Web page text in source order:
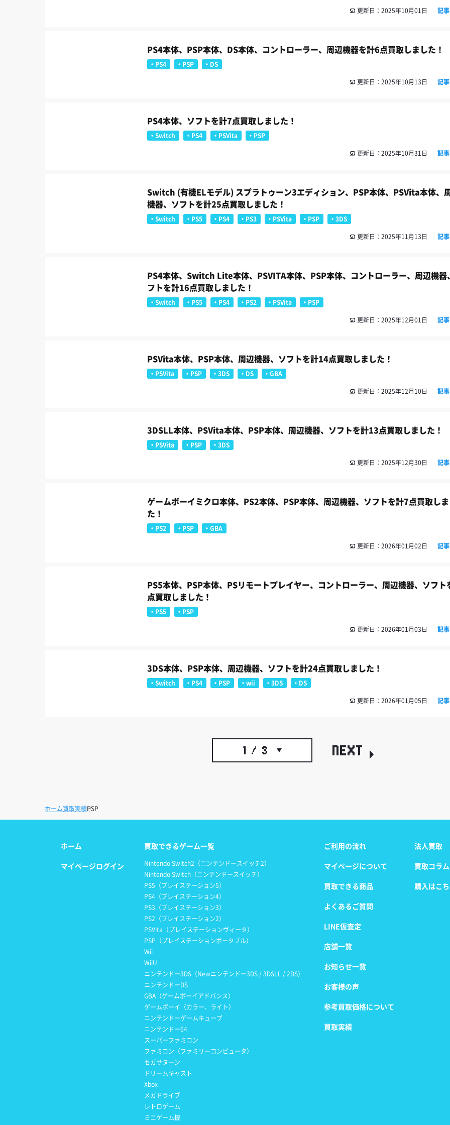
更新日：2025年10月01日 記
PS4本体、PSP本体、DS本体、コントローラー、周辺機器を計6点買取しました！
PS4 PSP DS
更新日：2025年10月13日 記
PS4本体、ソフトを計7点買取しました！
Switch PS4 PSVita PSP
更新日：2025年10月31日 記
Switch (有機ELモデル) スプラトゥーン3エディション、PSP本体、PSVita本体、
機器、ソフトを計25点買取しました！
Switch PS5 PS4 PS3 PSVita PSP 3DS
更新日：2025年11月13日 記
PS4本体、Switch Lite本体、PSVITA本体、PSP本体、コントローラー、周辺機器
フトを計16点買取しました！
Switch PS5 PS4 PS2 PSVita PSP
更新日：2025年12月01日 記
PSVita本体、PSP本体、周辺機器、ソフトを計14点買取しました！
PSVita PSP 3DS DS GBA
更新日：2025年12月10日 記
3DSLL本体、PSVita本体、PSP本体、周辺機器、ソフトを計13点買取しました！
PSVita PSP 3DS
更新日：2025年12月30日 記
ゲームボーイミクロ本体、PS2本体、PSP本体、周辺機器、ソフトを計7点買取し
た！
PS2 PSP GBA
更新日：2026年01月02日 記
PS5本体、PSP本体、PSリモートプレイヤー、コントローラー、周辺機器、ソフト
点買取しました！
PS5 PSP
更新日：2026年01月03日 記
3DS本体、PSP本体、周辺機器、ソフトを計24点買取しました！
Switch PS4 PSP wii 3DS DS
更新日：2026年01月05日 記
1 / 3 NEXT
ホーム買取実績PSP
ホーム
マイページログイン
買取できるゲーム一覧
Nintendo Switch2（ニンテンドースイッチ2）
Nintendo Switch（ニンテンドースイッチ）
PS5（プレイステーション5）
PS4（プレイステーション4）
PS3（プレイステーション3）
PS2（プレイステーション2）
PSVita（プレイステーションヴィータ）
PSP（プレイステーションポータブル）
Wii
WiiU
ニンテンドー3DS（Newニンテンドー3DS / 3DSLL / 2DS）
ニンテンドーDS
GBA（ゲームボーイアドバンス）
ゲームボーイ（カラー、ライト）
ニンテンドーゲームキューブ
ニンテンドー64
スーパーファミコン
ファミコン（ファミリーコンピュータ）
セガサターン
ドリームキャスト
Xbox
メガドライブ
レトロゲーム
ミニゲーム機
ご利用の流れ
マイページについて
買取できる商品
よくあるご質問
LINE仮査定
店舗一覧
お知らせ一覧
お客様の声
参考買取価格について
買取実績
法人買取
買取コラム
購入はこ